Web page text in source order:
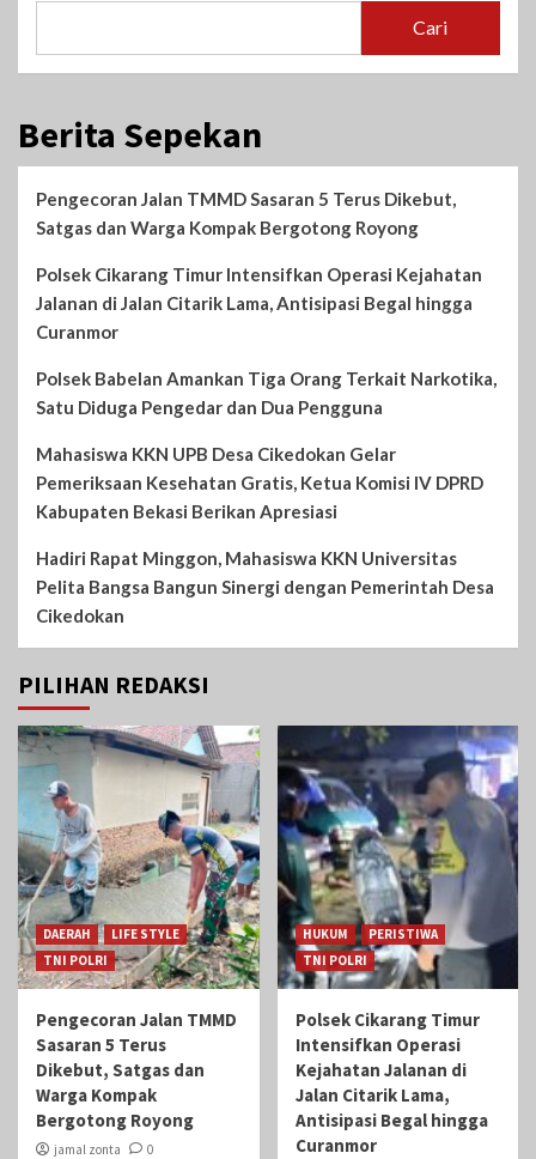
Cari
Berita Sepekan
Pengecoran Jalan TMMD Sasaran 5 Terus Dikebut,
Satgas dan Warga Kompak Bergotong Royong
Polsek Cikarang Timur Intensifkan Operasi Kejahatan
Jalanan di Jalan Citarik Lama, Antisipasi Begal hingga
Curanmor
Polsek Babelan Amankan Tiga Orang Terkait Narkotika,
Satu Diduga Pengedar dan Dua Pengguna
Mahasiswa KKN UPB Desa Cikedokan Gelar
Pemeriksaan Kesehatan Gratis, Ketua Komisi IV DPRD
Kabupaten Bekasi Berikan Apresiasi
Hadiri Rapat Minggon, Mahasiswa KKN Universitas
Pelita Bangsa Bangun Sinergi dengan Pemerintah Desa
Cikedokan
PILIHAN REDAKSI
DAERAH
LIFE STYLE
TNI POLRI
Pengecoran Jalan TMMD
Sasaran 5 Terus
Dikebut, Satgas dan
Warga Kompak
Bergotong Royong
jamal zonta 0
HUKUM
PERISTIWA
TNI POLRI
Polsek Cikarang Timur
Intensifkan Operasi
Kejahatan Jalanan di
Jalan Citarik Lama,
Antisipasi Begal hingga
Curanmor